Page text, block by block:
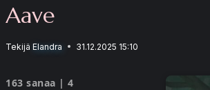
Aave
Tekijä Elandra 31.12.2025 15:10
163 sanaa | 4